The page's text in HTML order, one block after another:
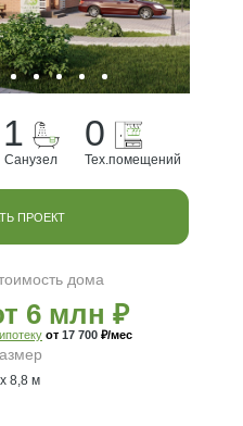
от 17 700 ₽/мес
1
Санузел
ПРОЕКТ
6 млн ₽
0
Тех.помещений
дома
8,8 м